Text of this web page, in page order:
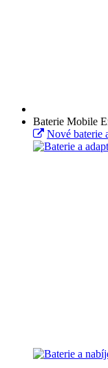
Baterie Mobile
Nové baterie